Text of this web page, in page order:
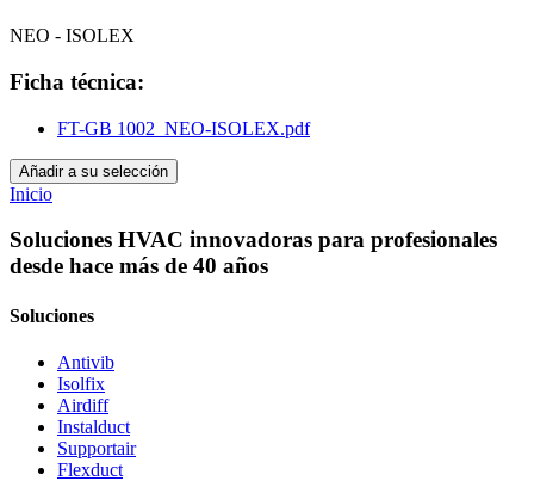
NEO - ISOLEX
Ficha técnica:
FT-GB 1002_NEO-ISOLEX.pdf
Añadir a su selección
Inicio
Soluciones HVAC innovadoras para profesionales
desde hace más de 40 años
Soluciones
Antivib
Isolfix
Airdiff
Instalduct
Supportair
Flexduct